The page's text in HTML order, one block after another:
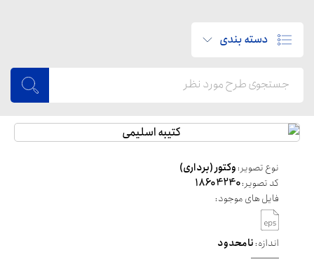
دسته بندی
نوع تصویر:وکتور (برداری)
کد تصویر:18604240
فایل های موجود:
اندازه:نامحدود